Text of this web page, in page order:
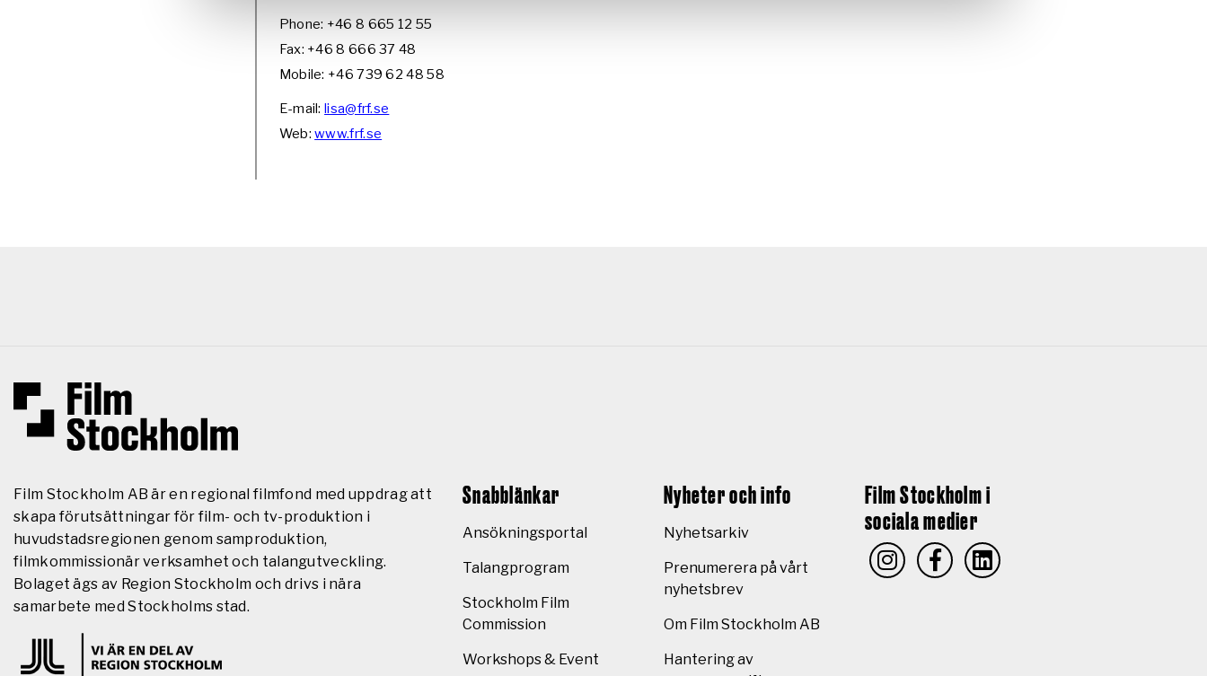
Phone: +46 8 665 12 55
Fax: +46 8 666 37 48
Mobile: +46 739 62 48 58
E-mail: lisa@frf.se
Web:www.frf.se
Film Stockholm AB är en regional filmfond med uppdrag att
skapa förutsättningar för film- och tv-produktion i
huvudstadsregionen genom samproduktion,
filmkommissionär verksamhet och talangutveckling.
Bolaget ägs av Region Stockholm och drivs i nära
samarbete med Stockholms stad.
Snabblänkar
Ansökningsportal
Talangprogram
Stockholm Film
Commission
Workshops & Event
Nyheter och info
Nyhetsarkiv
Prenumerera på vårt
nyhetsbrev
Om Film Stockholm AB
Hantering av
Film Stockholm i
sociala medier